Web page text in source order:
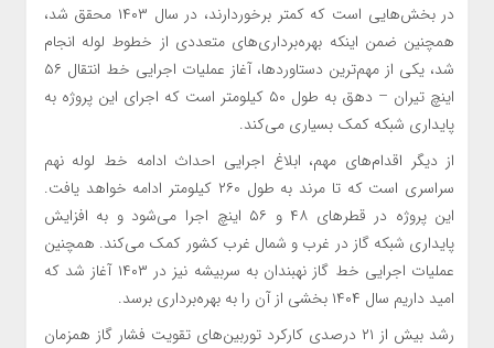
در بخش‌هایی است که کمتر برخوردارند، در سال ۱۴۰۳ محقق شد،
همچنین ضمن اینکه بهره‌برداری‌های متعددی از خطوط لوله انجام
شد، یکی از مهم‌ترین دستاوردها، آغاز عملیات اجرایی خط انتقال ۵۶
اینچ تیران – دهق به طول ۵۰ کیلومتر است که اجرای این پروژه به
پایداری شبکه کمک بسیاری می‌کند.
از دیگر اقدام‌های مهم، ابلاغ اجرایی احداث ادامه خط لوله نهم
سراسری است که تا مرند به طول ۲۶۰ کیلومتر ادامه خواهد یافت.
این پروژه در قطر‌های ۴۸ و ۵۶ اینچ اجرا می‌شود و به افزایش
پایداری شبکه گاز در غرب و شمال غرب کشور کمک می‌کند. همچنین
عملیات اجرایی خط گاز نهبندان به سربیشه نیز در ۱۴۰۳ آغاز شد که
امید داریم سال ۱۴۰۴ بخشی از آن را به بهره‌برداری برسد.
رشد بیش از ۲۱ درصدی کارکرد توربین‌های تقویت فشار گاز همزمان